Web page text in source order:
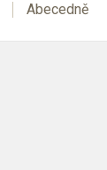
Abecedně